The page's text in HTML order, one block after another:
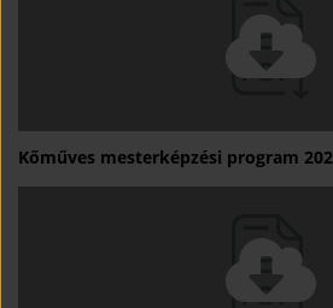
Kőműves mesterképzési program